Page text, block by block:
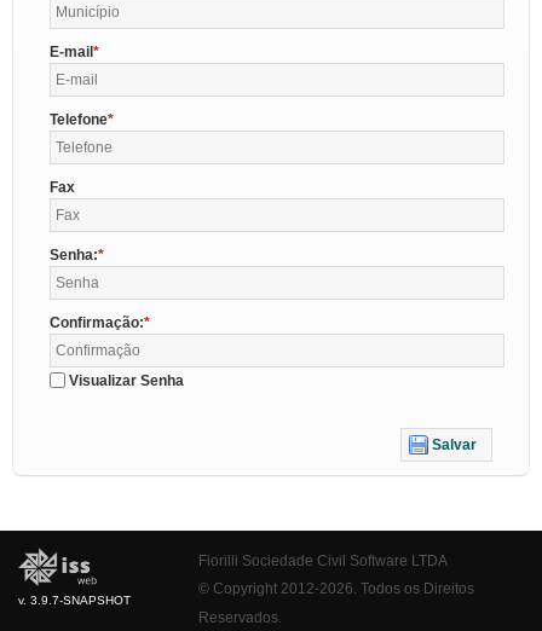
E-mail
Telefone
Fax
Senha:
Confirmação:
Visualizar Senha
Salvar
v. 3.9.7-SNAPSHOT
Fiorilli Sociedade Civil Software LTDA
© Copyright 2012-2026. Todos os Direitos
Reservados.